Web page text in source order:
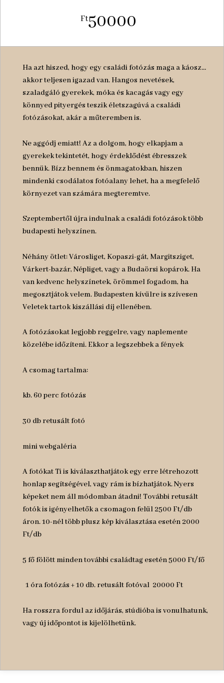
Ft50000
Ha azt hiszed, hogy egy családi fotózás maga a káosz…
akkor teljesen igazad van. Hangos nevetések,
szaladgáló gyerekek, móka és kacagás vagy egy
könnyed pityergés teszik életszagúvá a családi
fotózásokat, akár a műteremben is.
Ne aggódj emiatt! Az a dolgom, hogy elkapjam a
gyerekek tekintetét, hogy érdeklődést ébresszek
bennük. Bízz bennem és önmagatokban, hiszen
mindenki csodálatos fotóalany lehet, ha a megfelelő
környezet van számára megteremtve.
Szeptembertől újra indulnak a családi fotózások több
budapesti helyszínen.
Néhány ötlet: Városliget, Kopaszi-gát, Margitsziget,
Várkert-bazár, Népliget, vagy a Budaörsi kopárok. Ha
van kedvenc helyszínetek, örömmel fogadom, ha
megosztjátok velem. Budapesten kívülre is szívesen
Veletek tartok kiszállási díj ellenében.
A fotózásokat legjobb reggelre, vagy naplemente
közelébe időzíteni. Ekkor a legszebbek a fények
A csomag tartalma:
kb. 60 perc fotózás
30 db retusált fotó
mini webgaléria
A fotókat Ti is kiválaszthatjátok egy erre létrehozott
honlap segítségével, vagy rám is bízhatjátok. Nyers
képeket nem áll módomban átadni! További retusált
fotók is igényelhetők a csomagon felül 2500 Ft/db
áron. 10-nél több plusz kép kiválasztása esetén 2000
Ft/db
5 fő fölött minden további családtag esetén 5000 Ft/fő
1 óra fotózás + 10 db. retusált fotóval 20000 Ft
Ha rosszra fordul az időjárás, stúdióba is vonulhatunk,
vagy új időpontot is kijelölhetünk.